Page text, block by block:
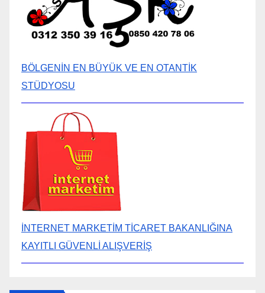
BÖLGENİN EN BÜYÜK VE EN OTANTİK
STÜDYOSU
İNTERNET MARKETİM TİCARET BAKANLIĞINA
KAYITLI GÜVENLİ ALIŞVERİŞ